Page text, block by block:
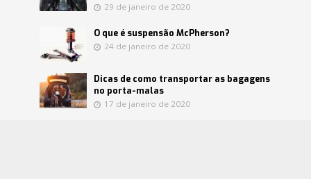
29 de janeiro de 2020
O que é suspensão McPherson?
24 de janeiro de 2020
Dicas de como transportar as bagagens
no porta-malas
17 de janeiro de 2020